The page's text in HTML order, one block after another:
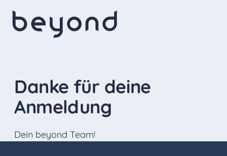
Danke für deine
Anmeldung
Dein beyond Team!